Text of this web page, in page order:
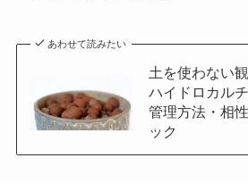
あわせて読みたい
土を使わない
ハイドロカル
管理方法・相
ック